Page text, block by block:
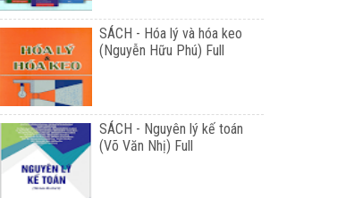
SÁCH - Hóa lý và hóa keo
(Nguyễn Hữu Phú) Full
SÁCH - Nguyên lý kế toán
(Võ Văn Nhị) Full